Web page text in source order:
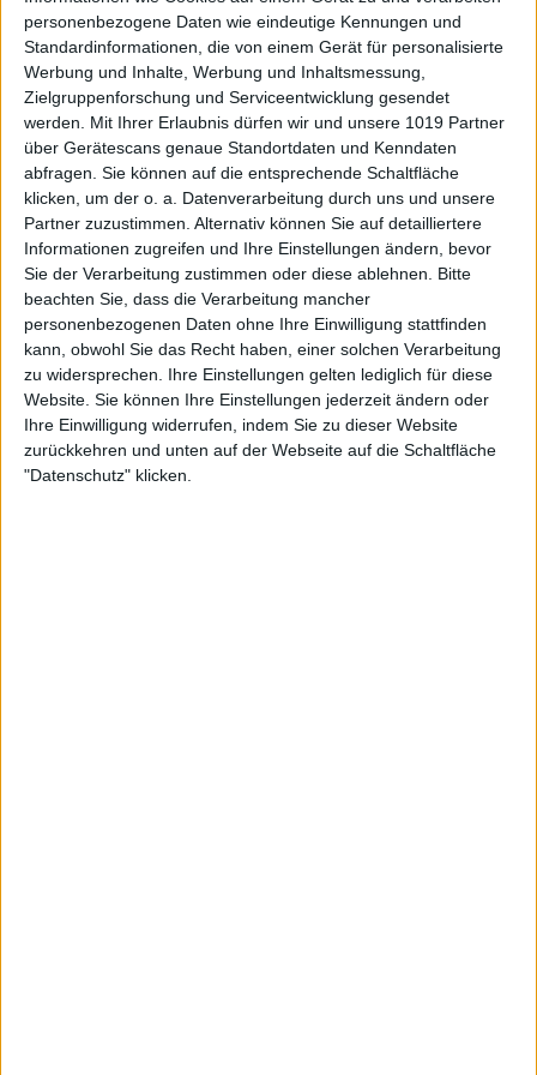
personenbezogene Daten wie eindeutige Kennungen und
Standardinformationen, die von einem Gerät für personalisierte
Werbung und Inhalte, Werbung und Inhaltsmessung,
Zielgruppenforschung und Serviceentwicklung gesendet
werden.
Mit Ihrer Erlaubnis dürfen wir und unsere 1019 Partner
über Gerätescans genaue Standortdaten und Kenndaten
abfragen. Sie können auf die entsprechende Schaltfläche
klicken, um der o. a. Datenverarbeitung durch uns und unsere
Partner zuzustimmen. Alternativ können Sie auf detailliertere
Informationen zugreifen und Ihre Einstellungen ändern, bevor
Sie der Verarbeitung zustimmen oder diese ablehnen.
Bitte
beachten Sie, dass die Verarbeitung mancher
personenbezogenen Daten ohne Ihre Einwilligung stattfinden
kann, obwohl Sie das Recht haben, einer solchen Verarbeitung
zu widersprechen. Ihre Einstellungen gelten lediglich für diese
Website. Sie können Ihre Einstellungen jederzeit ändern oder
Ihre Einwilligung widerrufen, indem Sie zu dieser Website
zurückkehren und unten auf der Webseite auf die Schaltfläche
"Datenschutz" klicken.